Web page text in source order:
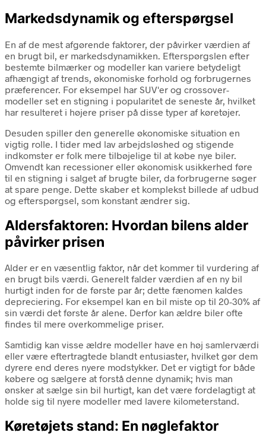
Markedsdynamik og efterspørgsel
En af de mest afgørende faktorer, der påvirker værdien af
en brugt bil, er markedsdynamikken. Efterspørgslen efter
bestemte bilmærker og modeller kan variere betydeligt
afhængigt af trends, økonomiske forhold og forbrugernes
præferencer. For eksempel har SUV'er og crossover-
modeller set en stigning i popularitet de seneste år, hvilket
har resulteret i højere priser på disse typer af køretøjer.
Desuden spiller den generelle økonomiske situation en
vigtig rolle. I tider med lav arbejdsløshed og stigende
indkomster er folk mere tilbøjelige til at købe nye biler.
Omvendt kan recessioner eller økonomisk usikkerhed føre
til en stigning i salget af brugte biler, da forbrugerne søger
at spare penge. Dette skaber et komplekst billede af udbud
og efterspørgsel, som konstant ændrer sig.
Aldersfaktoren: Hvordan bilens alder
påvirker prisen
Alder er en væsentlig faktor, når det kommer til vurdering af
en brugt bils værdi. Generelt falder værdien af en ny bil
hurtigt inden for de første par år; dette fænomen kaldes
depreciering. For eksempel kan en bil miste op til 20-30% af
sin værdi det første år alene. Derfor kan ældre biler ofte
findes til mere overkommelige priser.
Samtidig kan visse ældre modeller have en høj samlerværdi
eller være eftertragtede blandt entusiaster, hvilket gør dem
dyrere end deres nyere modstykker. Det er vigtigt for både
købere og sælgere at forstå denne dynamik; hvis man
ønsker at sælge sin bil hurtigt, kan det være fordelagtigt at
holde sig til nyere modeller med lavere kilometerstand.
Køretøjets stand: En nøglefaktor